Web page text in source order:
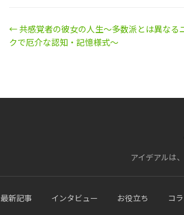
← 共感覚者の彼女の人生～多数派とは異なる
クで厄介な認知・記憶様式～
アイデアルは
最新記事 インタビュー お役立ち コ